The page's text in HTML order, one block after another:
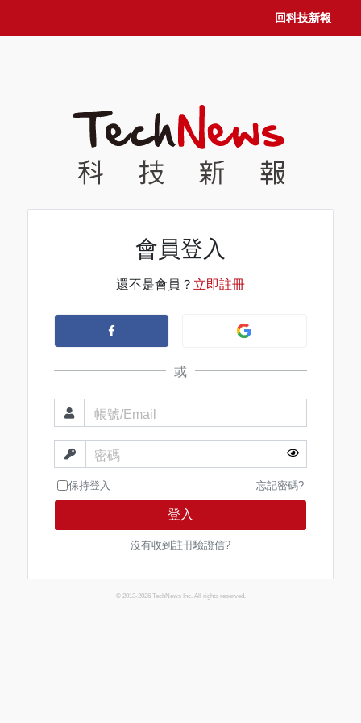
回科技新報
會員登入
還不是會員？ 立即註冊
或
帳號/Email
密碼
保持登入 忘記密碼?
登入
沒有收到註冊驗證信?
© 2013-2026 TechNews Inc. All rights reserved.